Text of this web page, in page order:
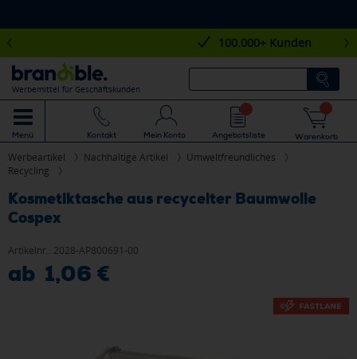
100.000+ Kunden
Werbemittel für Geschäftskunden
Menü Kontakt Mein Konto Angebotsliste Warenkorb
Werbeartikel Nachhaltige Artikel
Umweltfreundliches
Recycling
Kosmetiktasche aus recycelter Baumwolle
Cospex
Artikelnr.: 2028-AP800691-00
ab 1,06 €